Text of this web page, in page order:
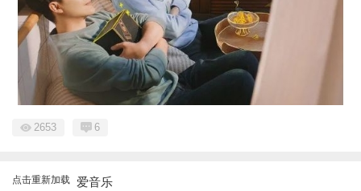
2653 6
点击重新加载 爱音乐